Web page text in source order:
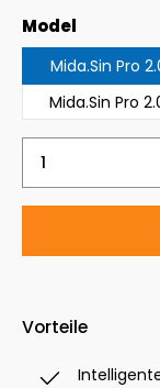
Model
Mida.Sin Pro
Mida.Sin Pro
Produkt
Vorteile